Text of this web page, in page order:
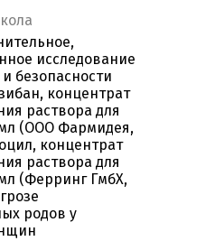
исследование
безопасности
концентрат
раствора для
(ООО Фармидея,
концентрат
раствора для
(Ферринг ГмбХ,
родов у